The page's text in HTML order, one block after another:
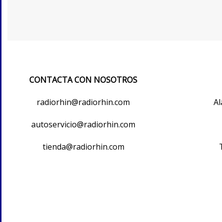
CONTACTA CON NOSOTROS
radiorhin@radiorhin.com
autoservicio@radiorhin.com
tienda@radiorhin.com